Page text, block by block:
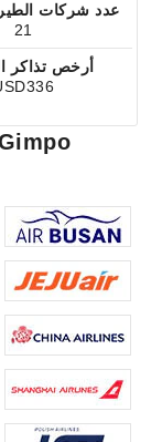
عدد شركات
21
أرخص تذاكر